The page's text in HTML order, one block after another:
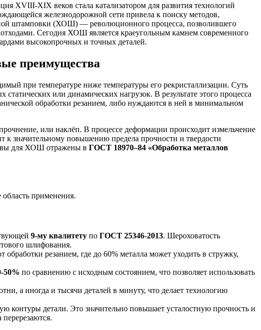
XVIII-XIX веков стала катализатором для развития технологий
железнодорожной сети привела к поиску методов,
штамповки (ХОШ) — революционного процесса, позволившего
Сегодня ХОШ является краеугольным камнем современного
высокопрочных и точных деталей.
преимущества
при температуре ниже температуры его рекристаллизации. Суть
или динамических нагрузок. В результате этого процесса
обработки резанием, либо нуждаются в ней в минимальном
или наклёп. В процессе деформации происходит измельчение
к значительному повышению предела прочности и твердости
для ХОШ отражены в ГОСТ 18970–84 «Обработка металлов
применения.
9-му квалитету по ГОСТ 25346-2013. Шероховатость
шлифования.
обработки резанием, где до 60% металла может уходить в стружку,
50% по сравнению с исходным состоянием, что позволяет использовать
а иногда и тысячи деталей в минуту, что делает технологию
детали. Это значительно повышает усталостную прочность и